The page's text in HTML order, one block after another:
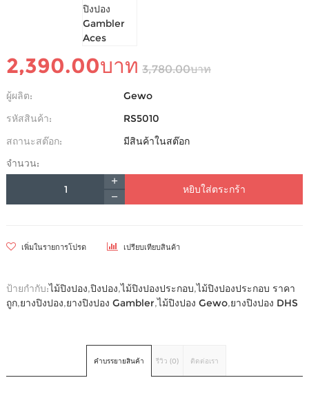
GAMBLER ACES
0 รีวิว-เขียนรีวิว
2,390.00บาท 3,780.00บาท
ผู้ผลิต:
Gewo
รหัสสินค้า:
RS5010
สถานะสต๊อก:
มีสินค้าในสต๊อก
จำนวน:
หยิบใส่ตระกร้า
เพิ่มในรายการโปรด เปรียบเทียบสินค้า
ป้ายกำกับ:ไม้ปิงปอง,ปิงปอง,ไม้ปิงปองประกอบ,ไม้ปิงปองประกอบ ราคา
ถูก,ยางปิงปอง,ยางปิงปอง Gambler,ไม้ปิงปอง Gewo,ยางปิงปอง DHS
คำบรรยายสินค้า รีวิว (0) ติดต่อเรา